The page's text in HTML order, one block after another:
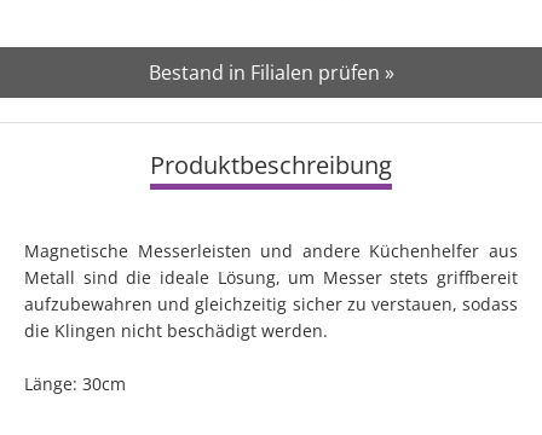
Bestand in Filialen prüfen »
Produktbeschreibung
Magnetische Messerleisten und andere Küchenhelfer aus
Metall sind die ideale Lösung, um Messer stets griffbereit
aufzubewahren und gleichzeitig sicher zu verstauen, sodass
die Klingen nicht beschädigt werden.
Länge: 30cm